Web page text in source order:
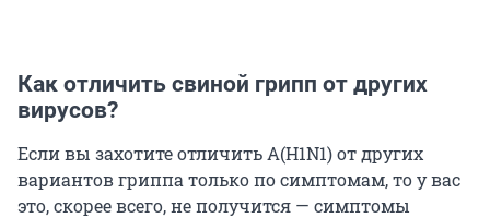
Как отличить свиной грипп от других
вирусов?
Если вы захотите отличить А(H1N1) от других
вариантов гриппа только по симптомам, то у вас
это, скорее всего, не получится — симптомы